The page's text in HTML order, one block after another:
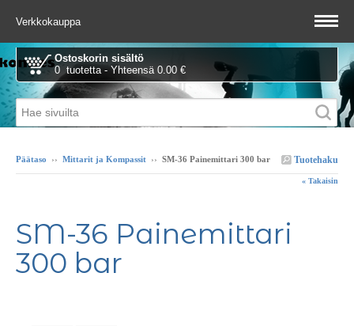
Verkkokauppa
Ostoskorin sisältö
0 tuotetta - Yhteensä 0.00 €
Tuotehaku
Päätaso ›› Mittarit ja Kompassit ›› SM-36 Painemittari 300 bar
« Takaisin
SM-36 Painemittari
300 bar